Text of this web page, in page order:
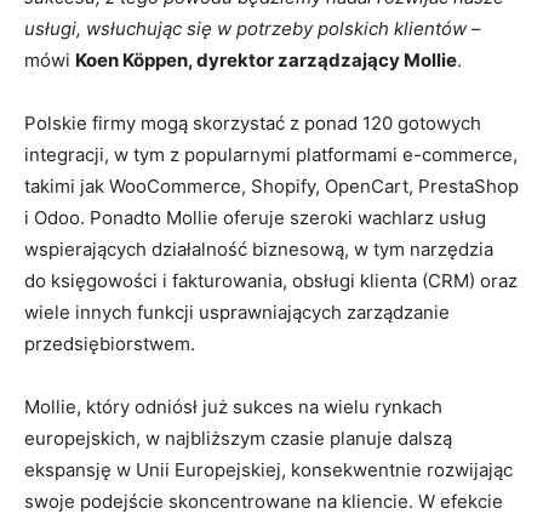
usługi, wsłuchując się w potrzeby polskich klientów –
mówi Koen Köppen, dyrektor zarządzający Mollie.
Polskie firmy mogą skorzystać z ponad 120 gotowych
integracji, w tym z popularnymi platformami e-commerce,
takimi jak WooCommerce, Shopify, OpenCart, PrestaShop
i Odoo. Ponadto Mollie oferuje szeroki wachlarz usług
wspierających działalność biznesową, w tym narzędzia
do księgowości i fakturowania, obsługi klienta (CRM) oraz
wiele innych funkcji usprawniających zarządzanie
przedsiębiorstwem.
Mollie, który odniósł już sukces na wielu rynkach
europejskich, w najbliższym czasie planuje dalszą
ekspansję w Unii Europejskiej, konsekwentnie rozwijając
swoje podejście skoncentrowane na kliencie. W efekcie